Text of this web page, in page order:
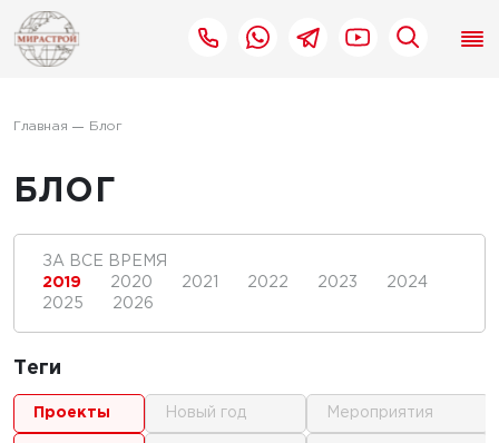
Главная Блог
БЛОГ
ЗА ВСЕ ВРЕМЯ
2019
2020 2021 2022 2023
2024
2025
2026
Теги
проекты новый год мероприятия